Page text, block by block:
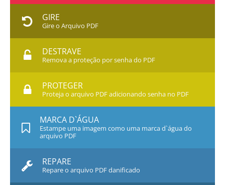
GIRE
Gire o Arquivo PDF
DESTRAVE
Remova a proteção por senha do PDF
PROTEGER
Proteja o arquivo PDF adicionando senha no PDF
MARCA D`ÁGUA
Estampe uma imagem como uma marca d`água do
arquivo PDF
REPARE
Repare o arquivo PDF danificado